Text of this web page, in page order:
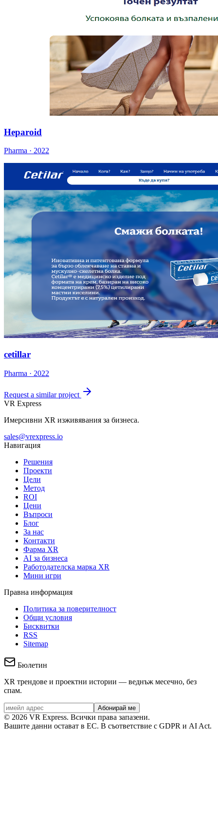
Heparoid
Pharma · 2022
cetillar
Pharma · 2022
Request a similar project
VR Express
Имерсивни XR изживявания за бизнеса.
sales@vrexpress.io
Навигация
Решения
Проекти
Цели
Метод
ROI
Цени
Въпроси
Блог
За нас
Контакти
Фарма XR
AI за бизнеса
Работодателска марка XR
Мини игри
Правна информация
Политика за поверителност
Общи условия
Бисквитки
RSS
Sitemap
Бюлетин
XR трендове и проектни истории — веднъж месечно, без
спам.
Абонирай ме
© 2026 VR Express. Всички права запазени.
Вашите данни остават в ЕС. В съответствие с GDPR и AI Act.